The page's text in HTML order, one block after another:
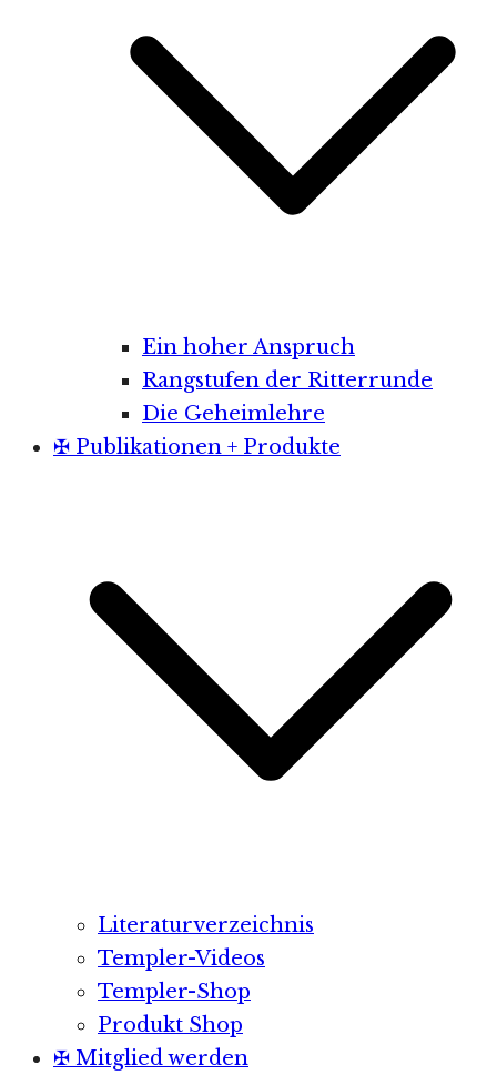
Ein hoher Anspruch
Rangstufen der Ritterrunde
Die Geheimlehre
✠ Publikationen + Produkte
Literaturverzeichnis
Templer-Videos
Templer-Shop
Produkt Shop
✠ Mitglied werden